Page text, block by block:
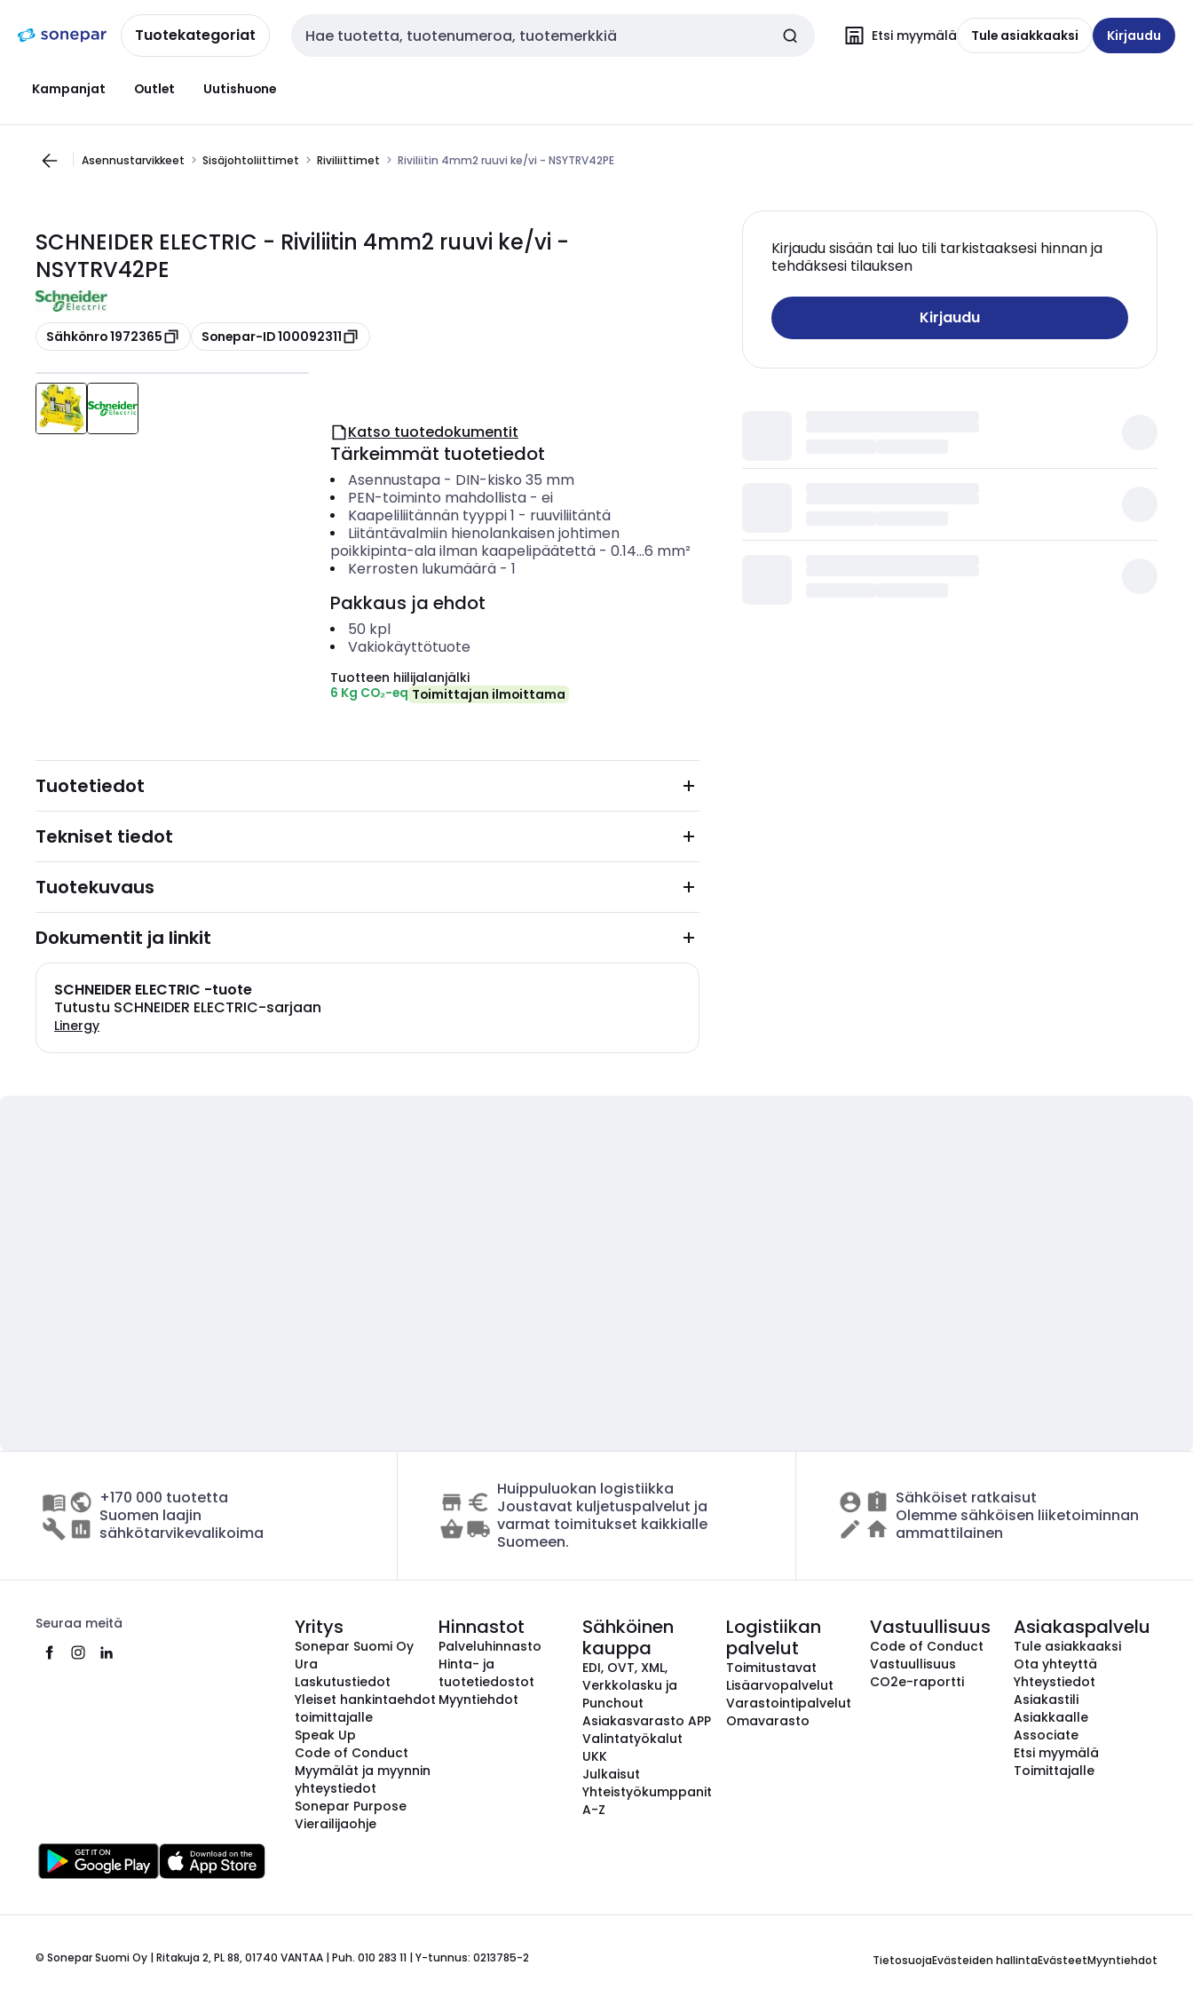
navigointiinsisältöönTuotekategoriat Haku Etsi myymälä Tule asiakkaaksi Kirjaudu
Kampanjat Outlet Uutishuone
Asennustarvikkeet Sisäjohtoliittimet Riviliittimet Riviliitin 4mm2 ruuvi ke/vi - NSYTRV42PE
SCHNEIDER ELECTRIC - Riviliitin 4mm2 ruuvi ke/vi -
NSYTRV42PE
Kopioi
Sähkönro 1972365 Kopioi
Sonepar-ID 100092311
Kirjaudu sisään tai luo tili tarkistaaksesi hinnan ja
tehdäksesi tilauksen
Kirjaudu
Katso tuotedokumentit
Tärkeimmät tuotetiedot
Asennustapa- DIN-kisko 35 mm
PEN-toiminto mahdollista- ei
Kaapeliliitännän tyyppi 1 - ruuviliitäntä
Liitäntävalmiin hienolankaisen johtimen
poikkipinta-ala ilman kaapelipäätettä - 0.14...6 mm²
Kerrosten lukumäärä- 1
Pakkaus ja ehdot
50 kpl
Vakiokäyttötuote
Tuotteen hiilijalanjälki
6 Kg CO₂-eq Toimittajan ilmoittama
Tuotetiedot
Tekniset tiedot
Tuotekuvaus
Dokumentit ja linkit
SCHNEIDER ELECTRIC -tuote
Tutustu SCHNEIDER ELECTRIC-sarjaan
Linergy
+170 000 tuotetta
Suomen laajin
sähkötarvikevalikoima
Huippuluokan logistiikka
Joustavat kuljetuspalvelut ja
varmat toimitukset kaikkialle
Suomeen.
Sähköiset ratkaisut
Olemme sähköisen liiketoiminnan
ammattilainen
Seuraa meitä Yritys
Sonepar Suomi Oy
Ura
Laskutustiedot
Yleiset hankintaehdot
toimittajalle
Speak Up
Code of Conduct
Myymälät ja myynnin
yhteystiedot
Sonepar Purpose
Vierailijaohje
Hinnastot
Palveluhinnasto
Hinta- ja
tuotetiedostot
Myyntiehdot
Sähköinen
kauppa
EDI, OVT, XML,
Verkkolasku ja
Punchout
Asiakasvarasto APP
Valintatyökalut
UKK
Julkaisut
Yhteistyökumppanit
A-Z
Logistiikan
palvelut
Toimitustavat
Lisäarvopalvelut
Varastointipalvelut
Omavarasto
Vastuullisuus
Code of Conduct
Vastuullisuus
CO2e-raportti
Asiakaspalvelu
Tule asiakkaaksi
Ota yhteyttä
Yhteystiedot
Asiakastili
Asiakkaalle
Associate
Etsi myymälä
Toimittajalle
© Sonepar Suomi Oy | Ritakuja 2, PL 88, 01740 VANTAA | Puh. 010 283 11 | Y-tunnus: 0213785-2 TietosuojaEvästeiden hallintaEvästeetMyyntiehdot